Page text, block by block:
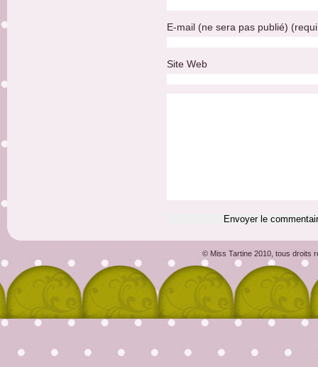
E-mail (ne sera pas publié)
Site Web
© Miss Tartine 2010, tous droits